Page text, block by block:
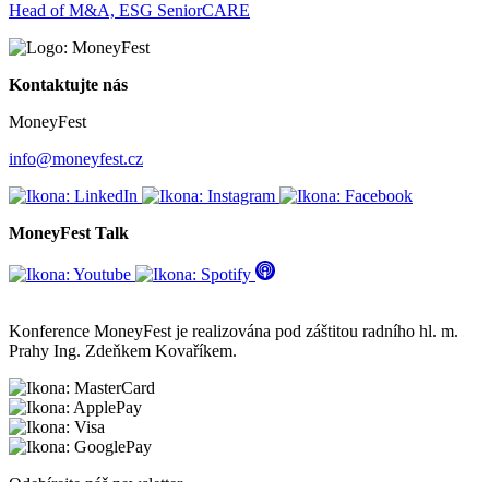
Head of M&A, ESG SeniorCARE
Kontaktujte nás
MoneyFest
info@moneyfest.cz
MoneyFest Talk
Konference MoneyFest je realizována pod záštitou radního hl. m.
Prahy Ing. Zdeňkem Kovaříkem.